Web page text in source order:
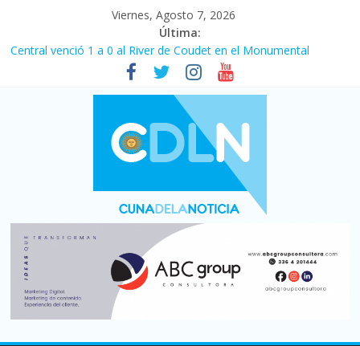
Viernes, Agosto 7, 2026
Última:
Central venció 1 a 0 al River de Coudet en el Monumental
La morosidad alcanzó su nivel más alto en dos décadas y ya
afecta a 400 mil deudores en Santa Fe
Desde que asumió Milei cerraron 41.000 kioscos: el sector
denuncia crisis como en 2001
Vacaciones de invierno con más movimiento y consumo
turístico: 4,6 millones de personas viajaron por el país, un 5,9%
Fuerte caída de la venta de autos usados en julio: bajó un 12,6%